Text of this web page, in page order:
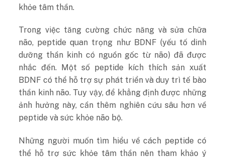
khỏe tâm thần.
Trong việc tăng cường chức năng và sửa chữa
não, peptide quan trọng như BDNF (yếu tố dinh
dưỡng thần kinh có nguồn gốc từ não) đã được
nhắc đến. Một số peptide kích thích sản xuất
BDNF có thể hỗ trợ sự phát triển và duy trì tế bào
thần kinh não. Tuy vậy, để khẳng định được những
ảnh hưởng này, cần thêm nghiên cứu sâu hơn về
peptide và sức khỏe não bộ.
Những người muốn tìm hiểu về cách peptide có
thể hỗ trợ sức khỏe tâm thần nên tham khảo ý